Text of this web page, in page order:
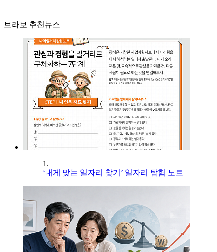
브라보 추천뉴스
1.
‘내게 맞는 일자리 찾기’ 일자리 탐험 노트